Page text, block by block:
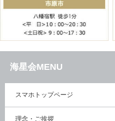
海星会MENU
スマホトップページ
理念・ご挨拶